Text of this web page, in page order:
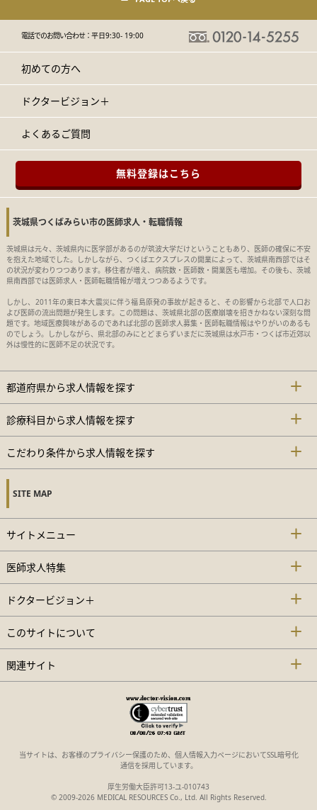
電話でのお問い合わせ：平日9:30- 19:00
初めての方へ
ドクタービジョン＋
よくあるご質問
無料登録はこちら
茨城県つくばみらい市の医師求人・転職情報
茨城県は元々、茨城県内に医学部があるのが筑波大学だけということもあり、医師の確保に不安
を抱えた地域でした。しかしながら、つくばエクスプレスの開業によって、茨城県南西部ではそ
の状況が変わりつつあります。移住者が増え、病院数・医師数・開業医も増加。その後も、茨城
県南西部では医師求人・医師転職情報が増えつつあるようです。
しかし、2011年の東日本大震災に伴う福島原発の事故が起きると、その影響から北部で人口お
よび医師の流出問題が発生します。この問題は、茨城県北部の医療崩壊を招きかねない深刻な問
題です。地域医療興味があるのであれば北部の医師求人募集・医師転職情報はやりがいのあるも
のでしょう。しかしながら、県北部のみにとどまらずいまだに茨城県は水戸市・つくば市近郊以
外は慢性的に医師不足の状況です。
都道府県から求人情報を探す
診療科目から求人情報を探す
こだわり条件から求人情報を探す
SITE MAP
サイトメニュー
医師求人特集
ドクタービジョン＋
このサイトについて
関連サイト
当サイトは、お客様のプライバシー保護のため、個人情報入力ページにおいてSSL暗号化
通信を採用しています。
厚生労働大臣許可13-ユ-010743
© 2009-2026 MEDICAL RESOURCES Co., Ltd. All Rights Reserved.